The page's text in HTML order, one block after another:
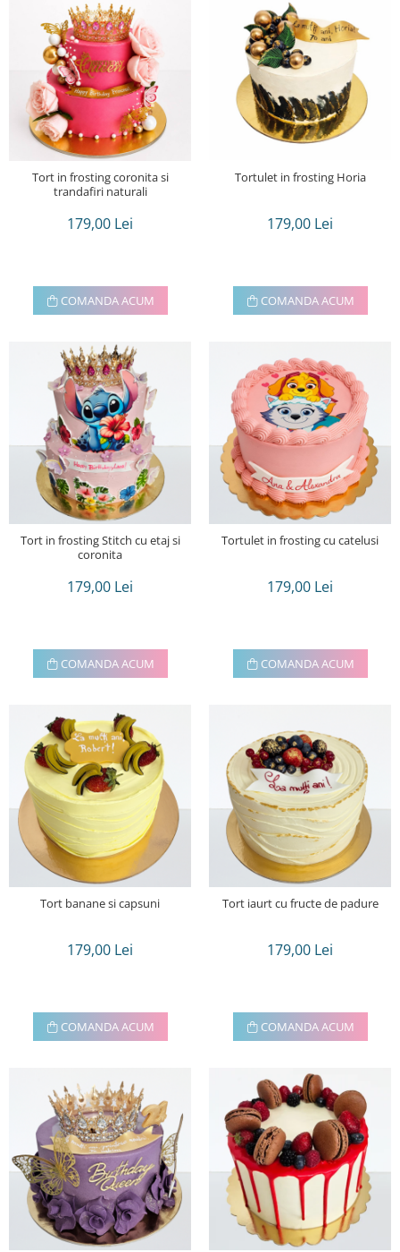
Torturi in frosting- crema pentru
Torturi cu flori
Tortulețe 1.7 kg - 2 kg
Tort in frosting coronita si
trandafiri naturali
179,00 Lei
COMANDA ACUM
Tortulet in frosting Horia
179,00 Lei
COMANDA ACUM
Tort in frosting Stitch cu etaj si
coronita
179,00 Lei
COMANDA ACUM
Tortulet in frosting cu catelusi
179,00 Lei
COMANDA ACUM
Tort banane si capsuni
179,00 Lei
COMANDA ACUM
Tort iaurt cu fructe de padure
179,00 Lei
COMANDA ACUM